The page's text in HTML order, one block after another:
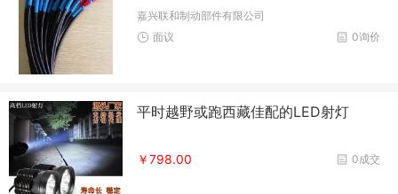
嘉兴联和制动部件有限公司
0询价
面议
平时越野或跑西藏佳配的LED射灯
0成交
￥798.00